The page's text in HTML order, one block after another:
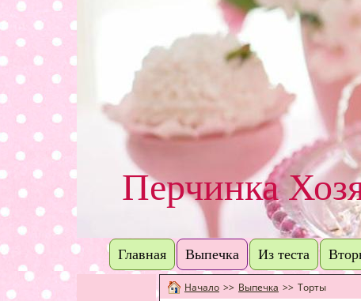
Перчинка
Главная Выпечка Из теста
Начало >> Выпечка >> Торты